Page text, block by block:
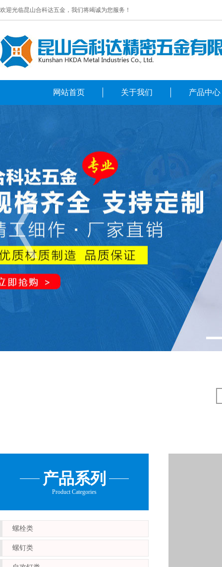
欢迎光临昆山合科达五金，我们将竭诚为您服务！
网站首页 关于我们 产品中心
产品系列
Product Categories
螺栓类
螺钉类